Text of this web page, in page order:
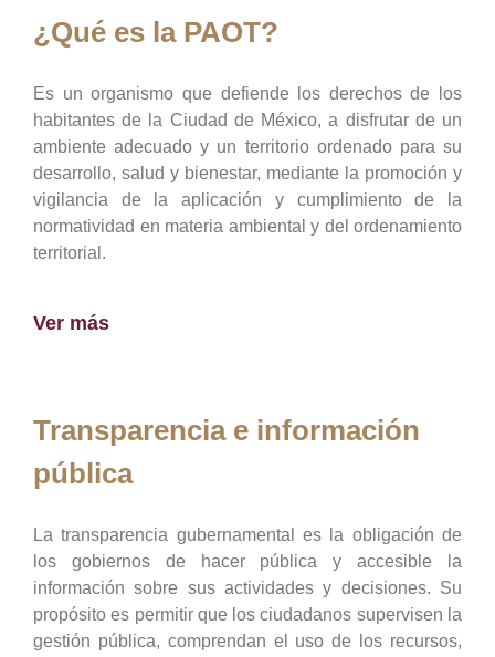
¿Qué es la PAOT?
Es un organismo que defiende los derechos de los
habitantes de la Ciudad de México, a disfrutar de un
ambiente adecuado y un territorio ordenado para su
desarrollo, salud y bienestar, mediante la promoción y
vigilancia de la aplicación y cumplimiento de la
normatividad en materia ambiental y del ordenamiento
territorial.
Ver más
Transparencia e información
pública
La transparencia gubernamental es la obligación de
los gobiernos de hacer pública y accesible la
información sobre sus actividades y decisiones. Su
propósito es permitir que los ciudadanos supervisen la
gestión pública, comprendan el uso de los recursos,